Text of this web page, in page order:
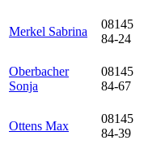
Merkel Sabrina
08145
84-24
Oberbacher
Sonja
08145
84-67
Ottens Max
08145
84-39